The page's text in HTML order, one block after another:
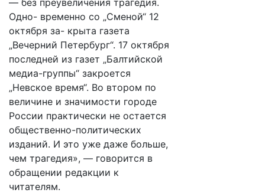
— без преувеличения трагедия.
Одно- временно со „Сменой“ 12
октября за- крыта газета
„Вечерний Петербург“. 17 октября
последней из газет „Балтийской
медиа-группы“ закроется
„Невское время“. Во втором по
величине и значимости городе
России практически не остается
общественно-политических
изданий. И это уже даже больше,
чем трагедия», — говорится в
обращении редакции к
читателям.